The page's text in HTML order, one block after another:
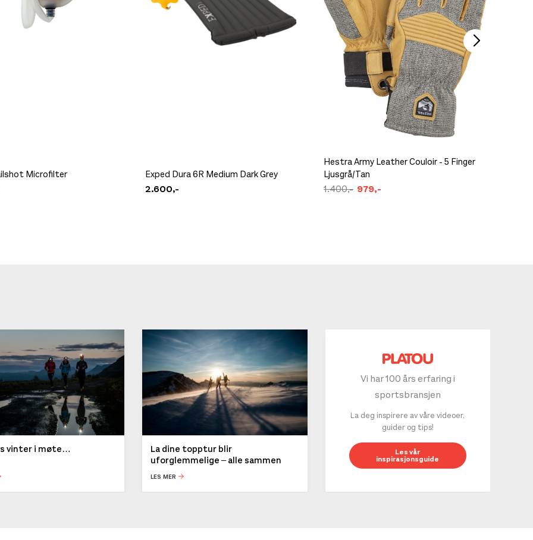
Microfilter Exped Dura 6R Medium Dark Grey
2.600,-
Hestra Army Leather Couloir - 5 Finger
Ljusgrå/Tan
1.400,- 979,-
vinter i møte…
La dine topptur blir
uforglemmelige – alle sammen
LES MER
Vi har 100 års erfaring i
sportsbransjen
La deg inspirere av våre videoer,
guider og tips!
Les vår
inspirasjonsguide